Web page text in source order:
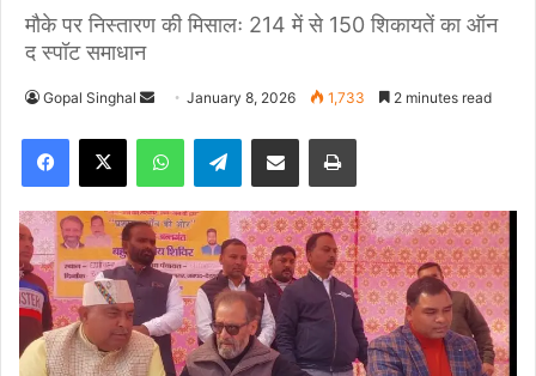
मौके पर निस्तारण की मिसालः 214 में से 150 शिकायतें का ऑन
द स्पॉट समाधान
Gopal Singhal
n
d
a
n
e
a
i
January 8, 2026 1,733 2 minutes read
Telegram